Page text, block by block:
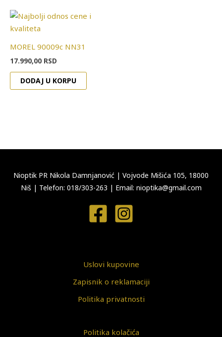
MOREL 90009c NN31
17.990,00 RSD
DODAJ U KORPU
Nioptik PR Nikola Damnjanović | Vojvode Mišića 105, 18000
Niš | Telefon: 018/303-263 | Email: nioptika@gmail.com
Uslovi kupovine
Zapisnik o reklamaciji
Politika privatnosti
Politika kolačića